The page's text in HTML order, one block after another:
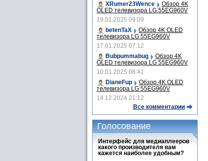
XRumer23Wence
Обзор 4K
OLED телевизора LG 55EG960V
19.01.2025 09:09
betenTaX
Обзор 4K OLED
телевизора LG 55EG960V
17.01.2025 07:12
Bubpummabug
Обзор 4K
OLED телевизора LG 55EG960V
10.01.2025 08:41
DianeFup
Обзор 4K OLED
телевизора LG 55EG960V
14.12.2024 21:12
Все комментарии
Голосование
Интерфейс для медиаплееров
какого производителя вам
кажется наиболее удобным?